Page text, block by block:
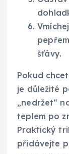
šťávy.
Pokud
je důležité
„nedržet“
teplem po
Praktický
přidávejte